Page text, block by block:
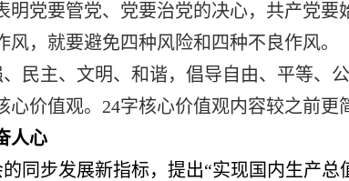
明党要管党、党要治党的决心，共产党要
，就要避免四种风险和四种不良作风。
民主、文明、和谐，倡导自由、平等、
价值观。24字核心价值观内容较之前更
人心
同步发展新指标， 提出“实现国内生产总